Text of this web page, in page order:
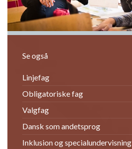
Previous
Next
Se også
Linjefag
Obligatoriske fag
Valgfag
Dansk som andetsprog
Inklusion og specialundervisning